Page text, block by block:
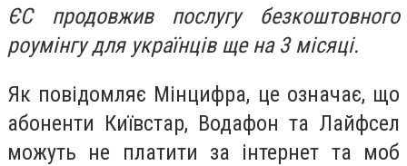
ЄС продовжив послугу безкоштовного
роумінгу для українців ще на 3 місяці.
Як повідомляє Мінцифра, це означає, що
абоненти Київстар, Водафон та Лайфсел
можуть не платити за інтернет та моб